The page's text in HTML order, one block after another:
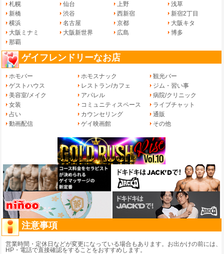
札幌 仙台 上野
浅草
新橋
渋谷 西新宿
新宿2丁目
横浜
名古屋 京都
大阪キタ
大阪ミナミ
大阪新世界 広島
博多
那覇
ゲイフレンドリーなお店
ホモバー ホモスナック
観光バー
ゲストハウス
レストラン/カフェ
ジム・習い事
美容室/メイク
アパレル
病院/クリニック
女装
コミュニティスペース
ライブチャット
占い
カウンセリング
通販
動画配信
ゲイ映画館 その他
注意事項
営業時間・定休日などが変更になっている場合もあります。お出かけの前には、
HP・電話で直接確認をすることをおすすめします。